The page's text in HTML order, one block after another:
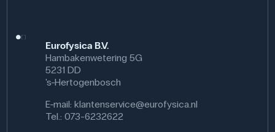
Eurofysica B.V.
Hambakenwetering 5G
5231 DD
's-Hertogenbosch
E-mail:klantenservice@eurofysica.nl
Tel.: 073-6232622